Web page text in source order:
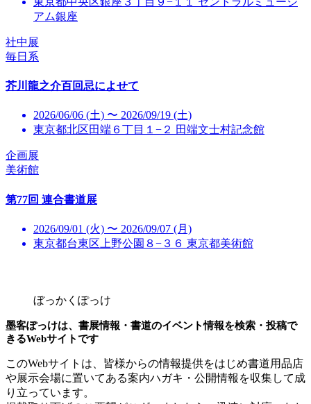
アム銀座
社中展
毎日系
芥川龍之介百回忌によせて
2026/06/06 (土) 〜 2026/09/19 (土)
東京都北区田端６丁目１−２ 田端文士村記念館
企画展
美術館
第77回 連合書道展
2026/09/01 (火) 〜 2026/09/07 (月)
東京都台東区上野公園８−３６ 東京都美術館
ぼっかくぽっけ
墨客ぽっけは、書展情報・書道のイベント情報を検索・投稿で
きるWebサイトです
このWebサイトは、皆様からの情報提供をはじめ書道用品店
や展示会場に置いてある案内ハガキ・公開情報を収集して成
り立っています。